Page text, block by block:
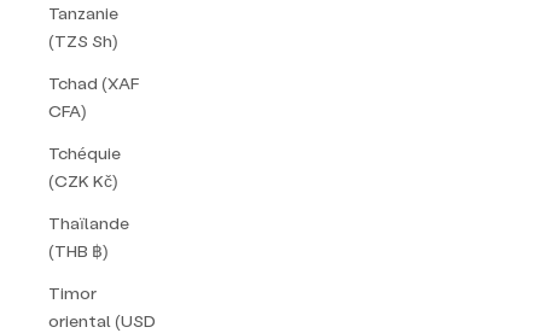
Tanzanie
(TZS Sh)
Tchad (XAF
CFA)
Tchéquie
(CZK Kč)
Thaïlande
(THB ฿)
Timor
oriental (USD